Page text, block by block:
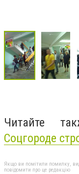
Читайте
Соцгороде
Якщо ви помітили помилку,
повідомити про це редакцію